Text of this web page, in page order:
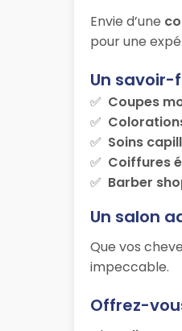
Envie d’une
pour une
Un savoir-
Coupes
Soins
Coiffures
Barber
Un salon
Que vos
impeccable.
Offrez-